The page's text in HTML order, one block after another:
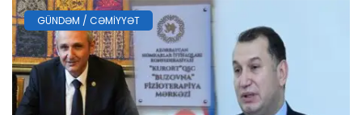
GÜNDƏM / CƏMIYYƏT